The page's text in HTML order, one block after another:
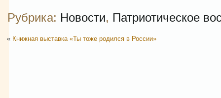
Рубрика: Новости, Патриотическое
« Книжная выставка «Ты тоже родился в России»